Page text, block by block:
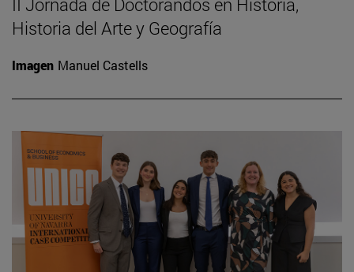
II Jornada de Doctorandos en Historia,
Historia del Arte y Geografía
Imagen Manuel Castells